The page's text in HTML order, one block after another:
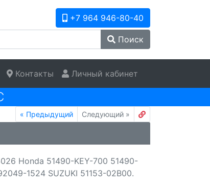
+7 964 946-80-40
Поиск
Контакты Личный кабинет
« Предыдущий Следующий »
Honda 51490-KEY-700 51490-
1524 SUZUKI 51153-02B00.